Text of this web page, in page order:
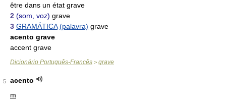
être dans un état grave
2 (som, voz) grave
3 GRAMÁTICA (palavra) grave
acento grave
accent grave
Dicionário Português-Francês > grave
5
acento
m